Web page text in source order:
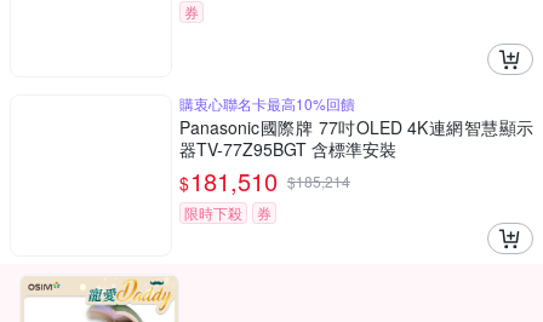
券
購衷心聯名卡最高10%回饋
Panasonic國際牌 77吋OLED 4K連網智慧顯示
器TV-77Z95BGT 含標準安裝
$181,510 $185,214
限時下殺
券